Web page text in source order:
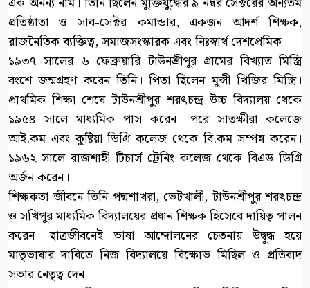
প্রতিষ্ঠাতা ও সাব-সেক্টর কমান্ডার, একজন আদর্শ শিক্ষক,
রাজনৈতিক ব্যক্তিত্ব, সমাজসংস্কারক এবং নিঃস্বার্থ দেশপ্রেমিক।
১৯৩৭ সালের ৬ ফেব্রুয়ারি টাউনশ্রীপুর গ্রামের বিখ্যাত মিস্ত্রি
বংশে জন্মগ্রহণ করেন তিনি। পিতা ছিলেন মুন্সী খিজির মিস্ত্রি।
প্রাথমিক শিক্ষা শেষে টাউনশ্রীপুর শরৎচন্দ্র উচ্চ বিদ্যালয় থেকে
১৯৫৪ সালে মাধ্যমিক পাস করেন। পরে সাতক্ষীরা কলেজে
আই.কম এবং কুষ্টিয়া ডিগ্রি কলেজ থেকে বি.কম সম্পন্ন করেন।
১৯৬২ সালে রাজশাহী টিচার্স ট্রেনিং কলেজ থেকে বিএড ডিগ্রি
অর্জন করেন।
শিক্ষকতা জীবনে তিনি পদ্মশাখরা, ভেটখালী, টাউনশ্রীপুর শরৎচন্দ্র
ও সখিপুর মাধ্যমিক বিদ্যালয়ের প্রধান শিক্ষক হিসেবে দায়িত্ব পালন
করেন। ছাত্রজীবনেই ভাষা আন্দোলনের চেতনায় উদ্বুদ্ধ হয়ে
মাতৃভাষার দাবিতে নিজ বিদ্যালয়ে বিক্ষোভ মিছিল ও প্রতিবাদ
সভার নেতৃত্ব দেন।